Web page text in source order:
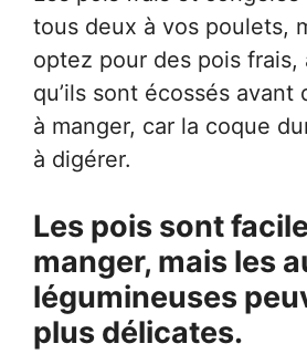
tous deux à vos poulets,
optez pour des pois frais,
qu’ils sont écossés avant
à manger, car la coque
à digérer.
Les pois sont
manger, mais les
légumineuses
plus délicates.